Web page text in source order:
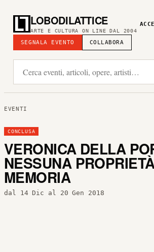
LOBODILATTICE
ARTE E CULTURA ON LINE DAL 2004
SEGNALA EVENTO COLLABORA
EVENTI
CONCLUSA
VERONICA DELLA
NESSUNA
MEMORIA
dal 14 Dic al 20 Gen 2018